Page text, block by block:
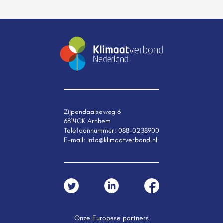
Zijpendaalseweg 6
6814CK Arnhem
Telefoonnummer: 088-0238900
E-mail: info@klimaatverbond.nl
Onze Europese partners